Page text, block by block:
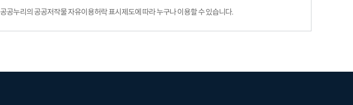
공공누리의 공공저작물 자유이용허락 표시제도에 따라 누구나 이용할 수 있습니다.